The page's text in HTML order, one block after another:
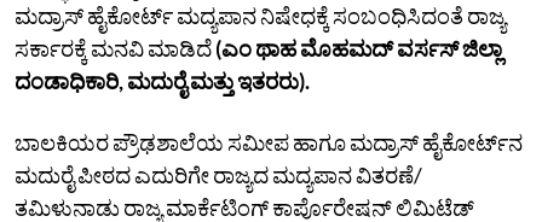
ಮದ್ರಾಸ್‌ ಹೈಕೋರ್ಟ್‌ ಮದ್ಯಪಾನ ನಿಷೇಧಕ್ಕೆ ಸಂಬಂಧಿಸಿದಂತೆ ರಾಜ್ಯ
ಸರ್ಕಾರಕ್ಕೆ ಮನವಿ ಮಾಡಿದೆ(ಎಂ ಥಾಹ ಮೊಹಮದ್‌ ವರ್ಸಸ್‌ ಜಿಲ್ಲಾ
ದಂಡಾಧಿಕಾರಿ, ಮದುರೈ ಮತ್ತು ಇತರರು).
ಬಾಲಕಿಯರ ಪ್ರೌಢಶಾಲೆಯ ಸಮೀಪ ಹಾಗೂ ಮದ್ರಾಸ್‌ ಹೈಕೋರ್ಟ್‌ನ
ಮದುರೈ ಪೀಠದ ಎದುರಿಗೇ ರಾಜ್ಯದ ಮದ್ಯಪಾನ ವಿತರಣೆ/
ತಮಿಳುನಾಡು ರಾಜ್ಯ ಮಾರ್ಕೆಟಿಂಗ್‌ ಕಾರ್ಪೊರೇಷನ್‌ ಲಿಮಿಟೆಡ್‌